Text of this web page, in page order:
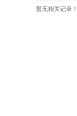
暂无相关记录！